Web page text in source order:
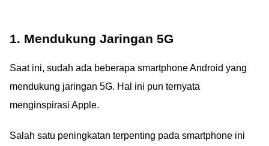
1. Mendukung Jaringan 5G
Saat ini, sudah ada beberapa smartphone Android yang
mendukung jaringan 5G. Hal ini pun ternyata
menginspirasi Apple.
Salah satu peningkatan terpenting pada smartphone ini